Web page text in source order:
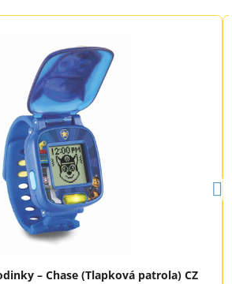
– Chase (Tlapková patrola) CZ